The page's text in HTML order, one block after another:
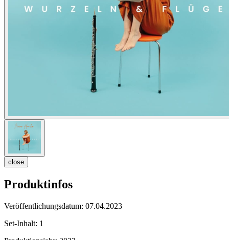
close
Produktinfos
Veröffentlichungsdatum: 07.04.2023
Set-Inhalt: 1